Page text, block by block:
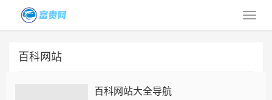
百科网站
百科网站大全导航